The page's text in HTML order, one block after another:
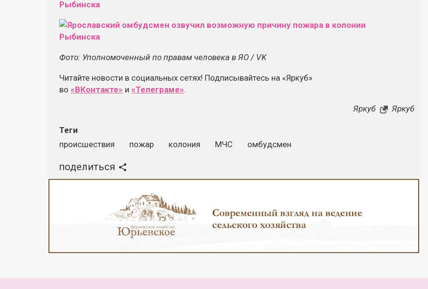
Фото: Уполномоченный по правам человека в ЯО / VK
Читайте новости в социальных сетях! Подписывайтесь на «Яркуб»
во «ВКонтакте» и «Телеграме».
Яркуб
Яркуб
Теги
происшествия
пожар колония МЧС омбудсмен
поделиться